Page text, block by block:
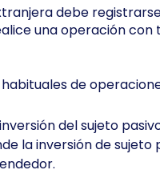
debe
una operación
de
del sujeto
la inversión de sujeto